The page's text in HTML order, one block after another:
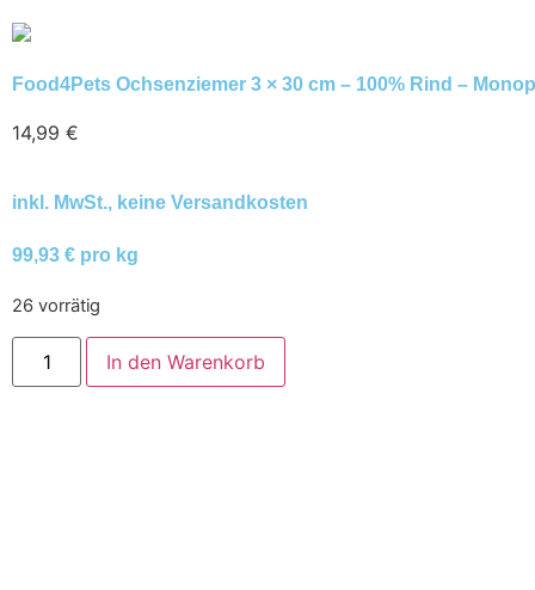
Food4Pets Ochsenziemer 3 × 30 cm – 100% Rind –
14,99 €
inkl. MwSt., keine Versandkosten
99,93 € pro kg
26 vorrätig
In den Warenkorb